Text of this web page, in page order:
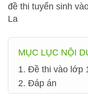
đề thi tuyển sinh
La
MỤC LỤC NỘI
1. Đề thi vào lớp
2. Đáp án